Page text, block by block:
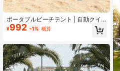
ポータブルビーチテント | 自動クイ
ックオープン 日よけキャノピー 蚊帳
付き、アウトドアトラベルテント、2
単、コンパクトなキャリーバッグ付
き、ビーチ、ピクニック、公園、ホ
ームレジャーに適しています
¥992 -1% 概算